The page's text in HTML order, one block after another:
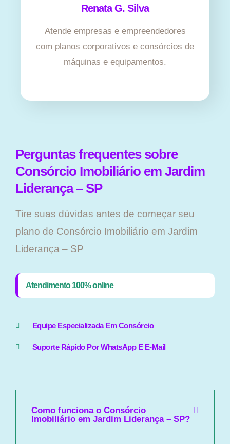
Renata G. Silva
Atende empresas e empreendedores
com planos corporativos e consórcios de
máquinas e equipamentos.
Perguntas frequentes sobre
Consórcio Imobiliário em Jardim
Liderança – SP
Tire suas dúvidas antes de começar seu
plano ​de Consórcio Imobiliário em Jardim
Liderança – SP
Atendimento 100% online
Equipe Especializada Em Consórcio
Suporte Rápido Por WhatsApp E E-Mail
Como funciona o Consórcio
Imobiliário em Jardim Liderança – SP?